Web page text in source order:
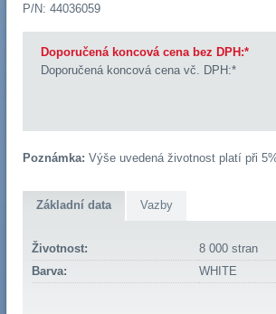
P/N: 44036059
Doporučená koncová cena bez DPH:*
Doporučená koncová cena vč. DPH:*
Poznámka: Výše uvedená životnost platí při
Základní data Vazby
Životnost:
8 000 stran
Barva:
WHITE